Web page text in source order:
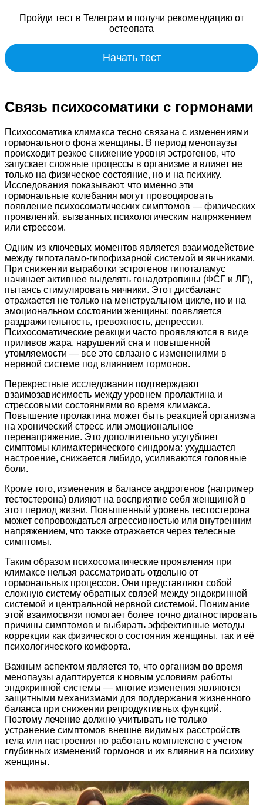
Пройди тест в Телеграм и получи рекомендацию от
остеопата
Начать тест
Связь психосоматики с гормонами
Психосоматика климакса тесно связана с изменениями
гормонального фона женщины. В период менопаузы
происходит резкое снижение уровня эстрогенов, что
запускает сложные процессы в организме и влияет не
только на физическое состояние, но и на психику.
Исследования показывают, что именно эти
гормональные колебания могут провоцировать
появление психосоматических симптомов — физических
проявлений, вызванных психологическим напряжением
или стрессом.
Одним из ключевых моментов является взаимодействие
между гипоталамо-гипофизарной системой и яичниками.
При снижении выработки эстрогенов гипоталамус
начинает активнее выделять гонадотропины (ФСГ и ЛГ),
пытаясь стимулировать яичники. Этот дисбаланс
отражается не только на менструальном цикле, но и на
эмоциональном состоянии женщины: появляется
раздражительность, тревожность, депрессия.
Психосоматические реакции часто проявляются в виде
приливов жара, нарушений сна и повышенной
утомляемости — все это связано с изменениями в
нервной системе под влиянием гормонов.
Перекрестные исследования подтверждают
взаимозависимость между уровнем пролактина и
стрессовыми состояниями во время климакса.
Повышение пролактина может быть реакцией организма
на хронический стресс или эмоциональное
перенапряжение. Это дополнительно усугубляет
симптомы климактерического синдрома: ухудшается
настроение, снижается либидо, усиливаются головные
боли.
Кроме того, изменения в балансе андрогенов (например
тестостерона) влияют на восприятие себя женщиной в
этот период жизни. Повышенный уровень тестостерона
может сопровождаться агрессивностью или внутренним
напряжением, что также отражается через телесные
симптомы.
Таким образом психосоматические проявления при
климаксе нельзя рассматривать отдельно от
гормональных процессов. Они представляют собой
сложную систему обратных связей между эндокринной
системой и центральной нервной системой. Понимание
этой взаимосвязи помогает более точно диагностировать
причины симптомов и выбирать эффективные методы
коррекции как физического состояния женщины, так и её
психологического комфорта.
Важным аспектом является то, что организм во время
менопаузы адаптируется к новым условиям работы
эндокринной системы — многие изменения являются
защитными механизмами для поддержания жизненного
баланса при снижении репродуктивных функций.
Поэтому лечение должно учитывать не только
устранение симптомов внешне видимых расстройств
тела или настроения но работать комплексно с учетом
глубинных изменений гормонов и их влияния на психику
женщины.